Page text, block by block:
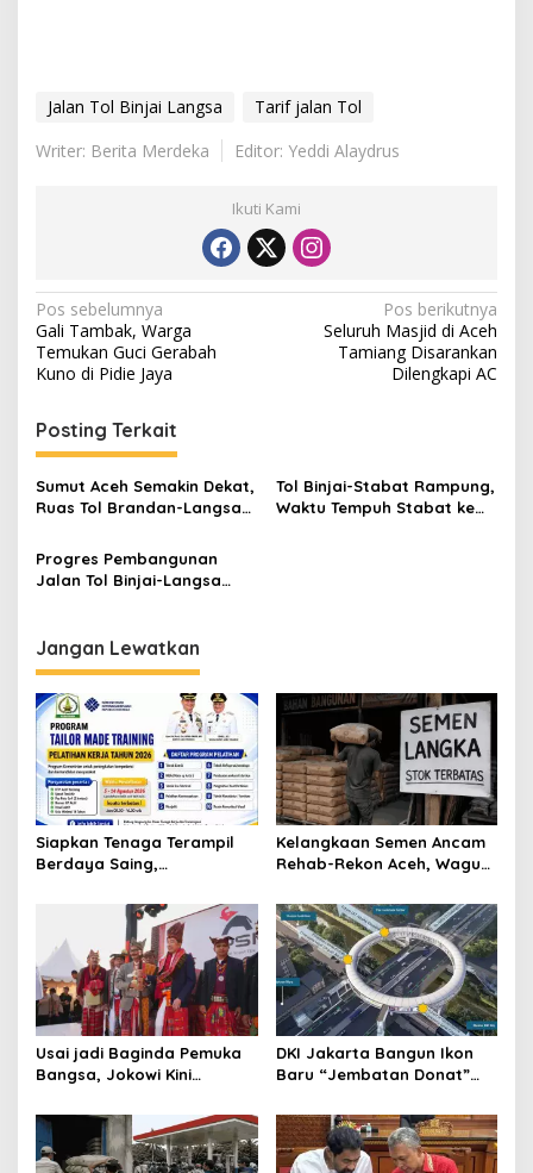
Jalan Tol Binjai Langsa
Tarif jalan Tol
Writer: Berita Merdeka
Editor: Yeddi Alaydrus
Ikuti Kami
N
a
v
i
g
a
s
i
p
s
Pos sebelumnya
Gali Tambak, Warga
Temukan Guci Gerabah
Kuno di Pidie Jaya
Pos berikutnya
Seluruh Masjid di Aceh
Tamiang Disarankan
Dilengkapi AC
Posting Terkait
Sumut Aceh Semakin Dekat,
Ruas Tol Brandan-Langsa
Kontruksi
Tol Binjai-Stabat Rampung,
Waktu Tempuh Stabat ke
Progres Pembangunan
Jalan Tol Binjai-Langsa
Jangan Lewatkan
Siapkan Tenaga Terampil
Berdaya Saing,
Tamiang Buka Pelatihan
Kelangkaan Semen Ancam
Rehab-Rekon Aceh, Wagub
Usai jadi Baginda Pemuka
Bangsa, Jokowi Kini
DKI Jakarta Bangun Ikon
Baru “Jembatan Donat”